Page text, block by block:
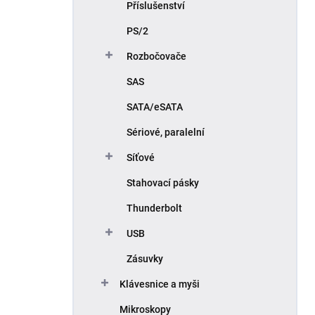
Příslušenství
PS/2
Rozbočovače
SAS
SATA/eSATA
Sériové, paralelní
Síťové
Stahovací pásky
Thunderbolt
USB
Zásuvky
Klávesnice a myši
Mikroskopy